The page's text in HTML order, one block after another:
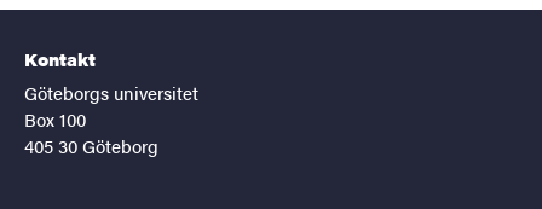
Kontakt
Göteborgs universitet
Box 100
405 30 Göteborg